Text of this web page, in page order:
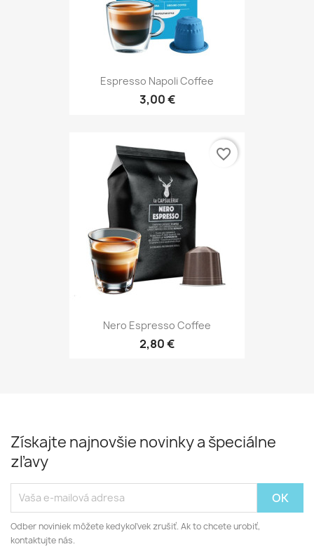
Espresso Napoli Coffee
3,00 €
Nero Espresso Coffee
2,80 €
favorite_border
Získajte najnovšie novinky a špeciálne
zľavy
Odber noviniek môžete kedykoľvek zrušiť. Ak to chcete urobiť,
kontaktujte nás.